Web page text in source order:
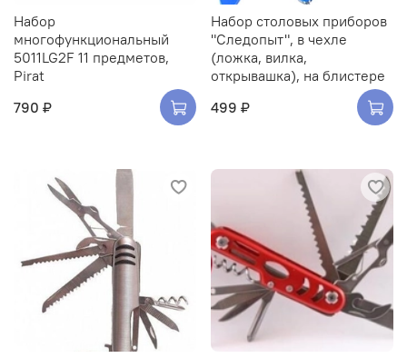
Набор
многофункциональный
5011LG2F 11 предметов,
Pirat
790 ₽
Набор столовых приборов
"Следопыт", в чехле
(ложка, вилка,
открывашка), на блистере
499 ₽